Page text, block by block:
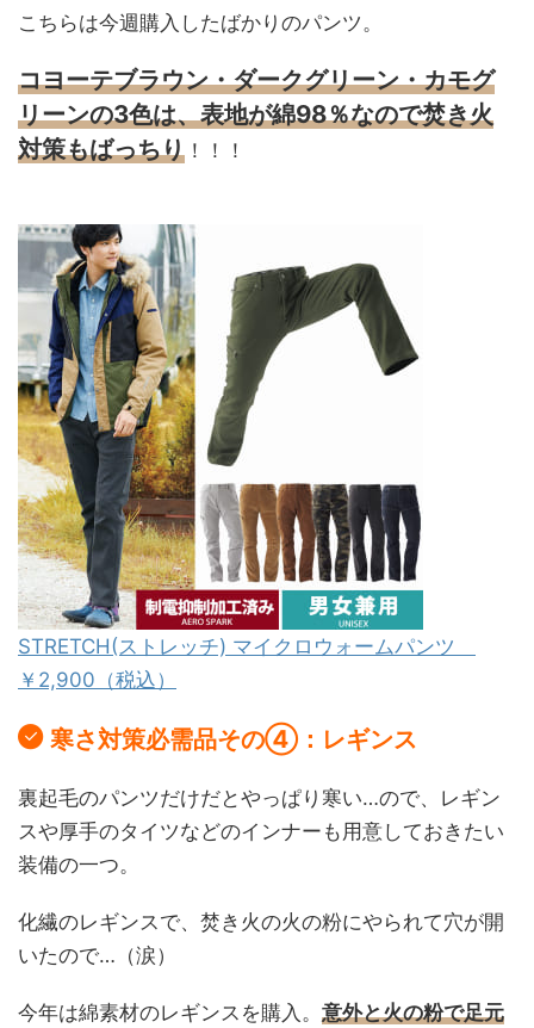
こちらは今週購入したばかりのパンツ。
コヨーテブラウン・ダークグリーン・カモグ
リーンの3色は、表地が綿98％なので焚き火
対策もばっちり ！！！
STRETCH(ストレッチ) マイクロウォームパンツ
￥2,900（税込）
寒さ対策必需品その④：レギンス
裏起毛のパンツだけだとやっぱり寒い…ので、レギン
スや厚手のタイツなどのインナーも用意しておきたい
装備の一つ。
化繊のレギンスで、焚き火の火の粉にやられて穴が開
いたので…（涙）
今年は綿素材のレギンスを購入。 意外と火の粉で足元